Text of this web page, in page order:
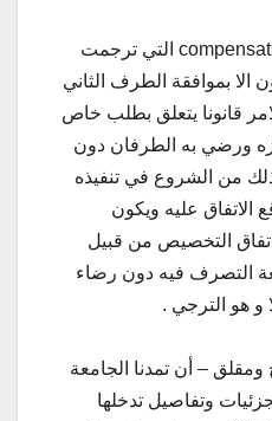
الفصل 82 يتعلق بعملية compensation التي ترجمت
الا بموافقة الطرف الثاني
قانونا يتعلق بطلب خاص
ورضي به الطرفان دون
من الشروع في تنفيذه
الاتفاق عليه ويكون
التخصيص من قبيل
التصرف فيه دون رضاء
و هو الترجي .
– أن تمدنا الجامعة
وتفاصيل تدخلها